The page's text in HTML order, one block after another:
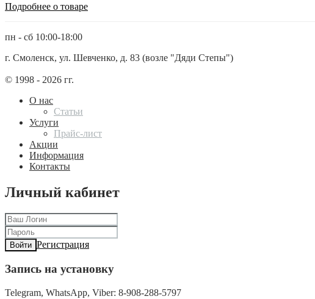
Подробнее о товаре
пн - сб 10:00-18:00
г. Смоленск, ул. Шевченко, д. 83 (возле "Дяди Степы")
© 1998 - 2026 гг.
О нас
Статьи
Услуги
Прайс-лист
Акции
Информация
Контакты
Личный кабинет
Войти Регистрация
Запись на установку
Telegram, WhatsApp, Viber: 8-908-288-5797